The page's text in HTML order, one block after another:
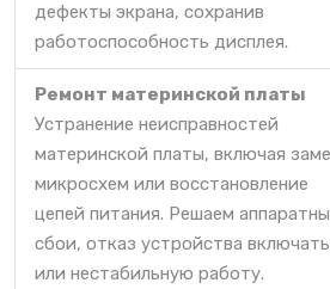
дефекты экрана, сохранив
работоспособность дисплея.
Ремонт материнской платы
Устранение неисправностей
материнской платы, включая
микросхем или восстановление
цепей питания. Решаем
сбои, отказ устройства
или нестабильную работу.